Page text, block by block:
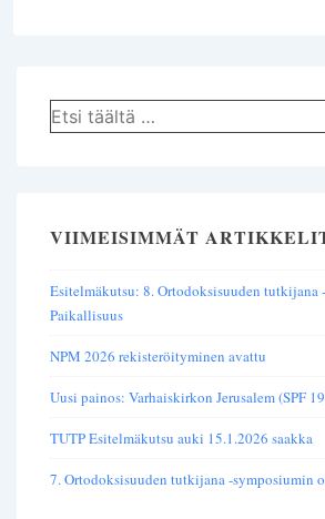
Hae:
VIIMEISIMMÄT
Esitelmäkutsu: 8. Ortodoksisuuden tutkijana
Paikallisuus
NPM 2026 rekisteröityminen avattu
Uusi painos: Varhaiskirkon Jerusalem (SPF
TUTP Esitelmäkutsu auki 15.1.2026 saakka
7. Ortodoksisuuden tutkijana -symposiumin